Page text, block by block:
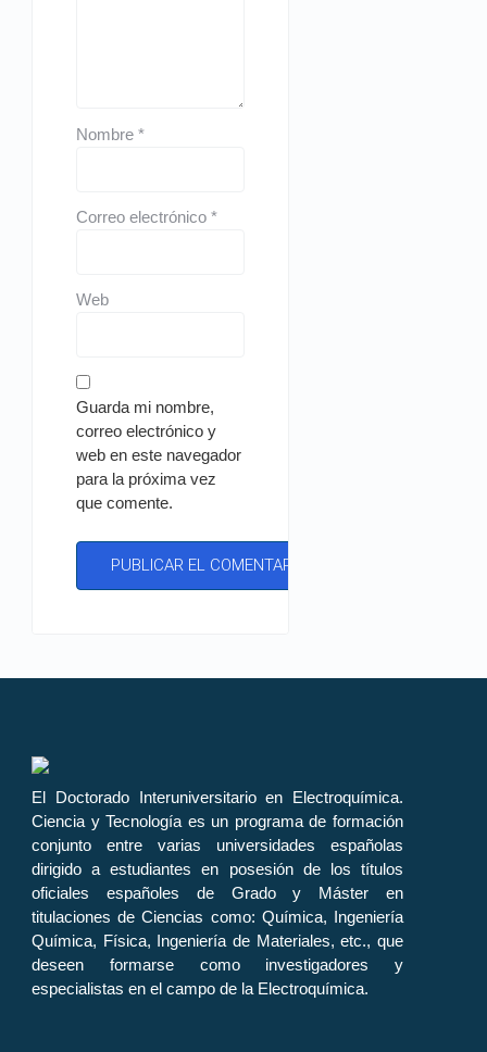
Nombre*
Correo electrónico*
Web
Guarda mi nombre,
correo electrónico y
web en este navegador
para la próxima vez
que comente.
El Doctorado Interuniversitario en Electroquímica.
Ciencia y Tecnología es un programa de formación
conjunto entre varias universidades españolas
dirigido a estudiantes en posesión de los títulos
oficiales españoles de Grado y Máster en
titulaciones de Ciencias como: Química, Ingeniería
Química, Física, Ingeniería de Materiales, etc., que
deseen formarse como investigadores y
especialistas en el campo de la Electroquímica.